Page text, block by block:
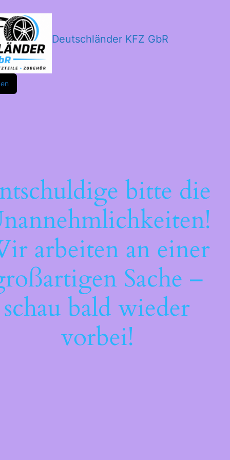
Deutschländer KFZ GbR
bitte die
arbeiten an einer
Sache –
schau bald wieder
vorbei!